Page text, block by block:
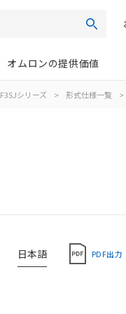
検索
オムロンの提供価値
F3SJシリーズ > 形式仕様一覧 >
日本語 PDF出力